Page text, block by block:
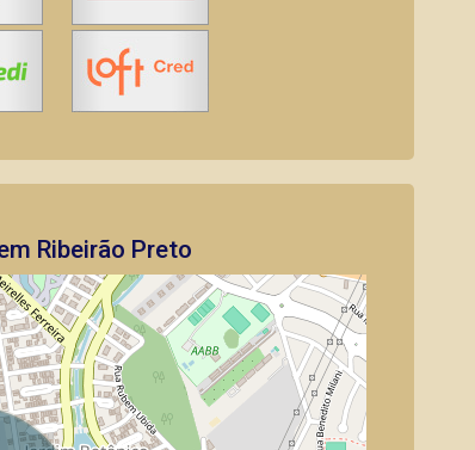
Ribeirão Preto